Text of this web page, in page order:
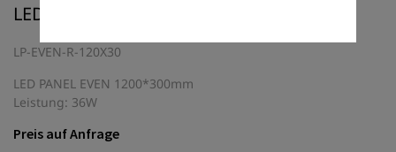
LED-PANEL LP-EVEN-R-120X30
LP-EVEN-R-120X30
LED PANEL EVEN 1200*300mm
Leistung: 36W
Preis auf Anfrage